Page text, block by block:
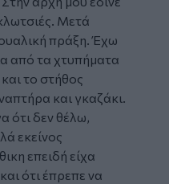
Μετά
πράξη. Έχω
από τα χτυπήματα
το στήθος
και γκαζάκι.
ότι δεν θέλω,
εκείνος
επειδή είχα
ότι έπρεπε να